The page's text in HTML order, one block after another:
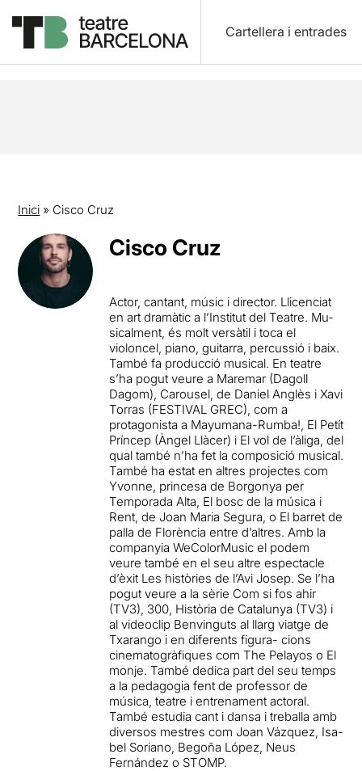
Cartellera i entrades
Inici » Cisco Cruz
Cisco Cruz
Actor, cantant, músic i director. Llicenciat
en art dramàtic a l’Institut del Teatre. Mu-
sicalment, és molt versàtil i toca el
violoncel, piano, guitarra, percussió i baix.
També fa producció musical. En teatre
s’ha pogut veure a Maremar (Dagoll
Dagom), Carousel, de Daniel Anglès i Xavi
Torras (FESTIVAL GREC), com a
protagonista a Mayumana-Rumba!, El Petít
Príncep (Àngel Llàcer) i El vol de l’àliga, del
qual també n’ha fet la composició musical.
També ha estat en altres projectes com
Yvonne, princesa de Borgonya per
Temporada Alta, El bosc de la música i
Rent, de Joan Maria Segura, o El barret de
palla de Florència entre d’altres. Amb la
companyia WeColorMusic el podem
veure també en el seu altre espectacle
d’èxit Les històries de l’Avi Josep. Se l’ha
pogut veure a la sèrie Com si fos ahir
(TV3), 300, Història de Catalunya (TV3) i
al videoclip Benvinguts al llarg viatge de
Txarango i en diferents figura- cions
cinematogràfiques com The Pelayos o El
monje. També dedica part del seu temps
a la pedagogia fent de professor de
música, teatre i entrenament actoral.
També estudia cant i dansa i treballa amb
diversos mestres com Joan Vázquez, Isa-
bel Soriano, Begoña López, Neus
Fernández o STOMP.